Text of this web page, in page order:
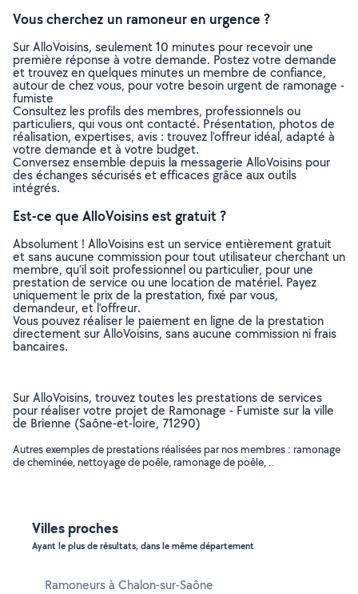
Vous cherchez un ramoneur en urgence ?
Sur AlloVoisins, seulement 10 minutes pour recevoir une
première réponse à votre demande. Postez votre demande
et trouvez en quelques minutes un membre de confiance,
autour de chez vous, pour votre besoin urgent de ramonage -
fumiste
Consultez les profils des membres, professionnels ou
particuliers, qui vous ont contacté. Présentation, photos de
réalisation, expertises, avis : trouvez l'offreur idéal, adapté à
votre demande et à votre budget.
Conversez ensemble depuis la messagerie AlloVoisins pour
des échanges sécurisés et efficaces grâce aux outils
intégrés.
Est-ce que AlloVoisins est gratuit ?
Absolument ! AlloVoisins est un service entièrement gratuit
et sans aucune commission pour tout utilisateur cherchant un
membre, qu’il soit professionnel ou particulier, pour une
prestation de service ou une location de matériel. Payez
uniquement le prix de la prestation, fixé par vous,
demandeur, et l’offreur.
Vous pouvez réaliser le paiement en ligne de la prestation
directement sur AlloVoisins, sans aucune commission ni frais
bancaires.
Sur AlloVoisins, trouvez toutes les prestations de services
pour réaliser votre projet de Ramonage - Fumiste sur la ville
de Brienne (Saône-et-loire, 71290)
Autres exemples de prestations réalisées par nos membres : ramonage
de cheminée, nettoyage de poêle, ramonage de poêle, ..
Villes proches
Ayant le plus de résultats, dans le même département
Ramoneurs à Chalon-sur-Saône